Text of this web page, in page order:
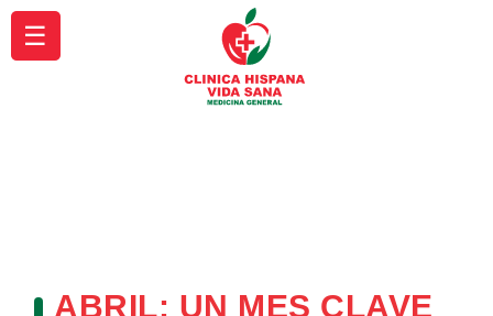
ABRIL: UN MES CLAVE
☰